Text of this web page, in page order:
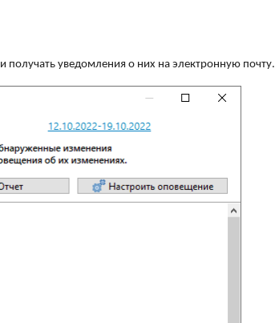
и получать уведомления о них на электронную почту.